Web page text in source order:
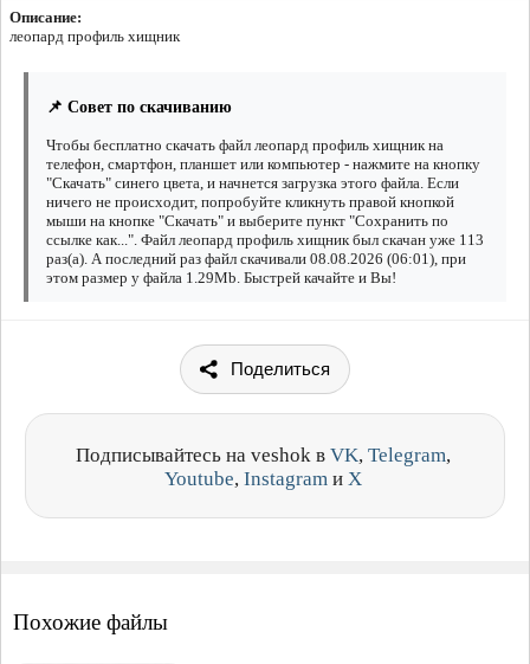
Описание:
леопард профиль хищник
📌 Совет по скачиванию
Чтобы бесплатно скачать файл леопард профиль хищник на
телефон, смартфон, планшет или компьютер - нажмите на кнопку
"Скачать" синего цвета, и начнется загрузка этого файла. Если
ничего не происходит, попробуйте кликнуть правой кнопкой
мыши на кнопке "Скачать" и выберите пункт "Сохранить по
ссылке как...". Файл леопард профиль хищник был скачан уже 113
раз(а). А последний раз файл скачивали 08.08.2026 (06:01), при
этом размер у файла 1.29Mb. Быстрей качайте и Вы!
Поделиться
Подписывайтесь на veshok в VK, Telegram,
Youtube, Instagram и X
Похожие файлы